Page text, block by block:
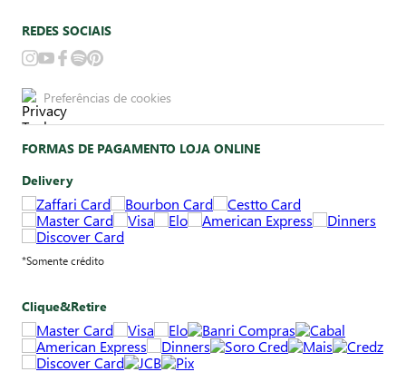
REDES SOCIAIS
Preferências de cookies
FORMAS DE PAGAMENTO LOJA ONLINE
Delivery
*Somente crédito
Clique&Retire